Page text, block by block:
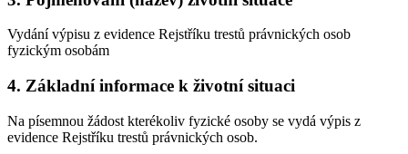
Vydání výpisu z evidence Rejstříku trestů právnických osob
fyzickým osobám
4. Základní informace k životní situaci
Na písemnou žádost kterékoliv fyzické osoby se vydá výpis z
evidence Rejstříku trestů právnických osob.